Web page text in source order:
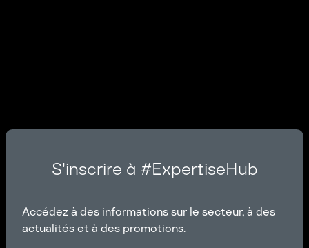
S'inscrire à #ExpertiseHub
Accédez à des informations sur le secteur, à des
actualités et à des promotions.